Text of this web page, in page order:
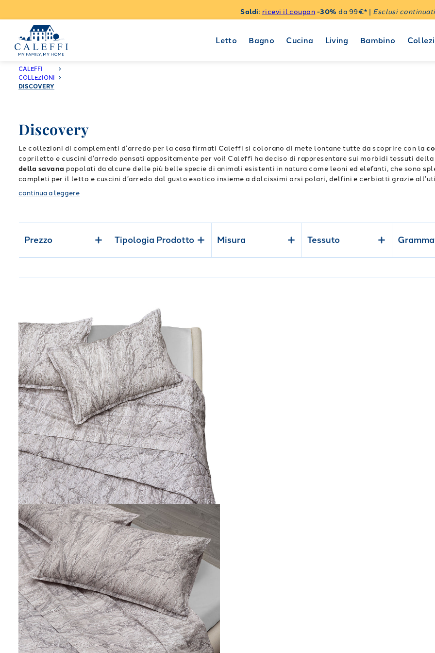
Saldi: ricevi il coupon -30% da 99€* | Esclusi
Letto Bagno Cucina Living Bambino
CALEFFI
COLLEZIONI
DISCOVERY
Discovery
Le collezioni di complementi d’arredo per la casa firmati Caleffi si colorano di mete lontane tutte da scoprire con la
copriletto e cuscini d’arredo pensati appositamente per voi! Caleffi ha deciso di rappresentare sui morbidi tessuti
della savana popolati da alcune delle più belle specie di animali esistenti in natura come leoni ed elefanti, che sono
completi per il letto e cuscini d’arredo dal gusto esotico insieme a dolcissimi orsi polari, delfini e cerbiatti grazie
qualità.
Completano la vasta gamma di
paesaggi: romantici colori delle foglie in autunno, le limpide acque blu dell’oceano o le fantasmagoriche atmosfere
continua a leggere
Prezzo Tipologia Prodotto Misura Tessuto
Completo Lenzuola Matrimoniale forestcamo in Raso di cotone 240X280